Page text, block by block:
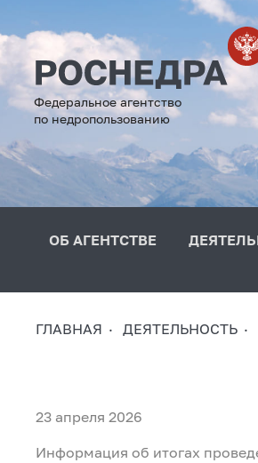
Федеральное агентство
по недропользованию
ОБ АГЕНТСТВЕ
ГЛАВНАЯ ДЕЯТЕЛЬНОСТЬ
23 апреля 2026
Информация об итогах